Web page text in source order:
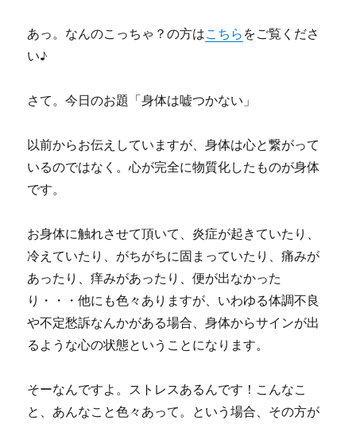
あっ。なんのこっちゃ？の方はこちら をご覧くださ
い♪
さて。今日のお題「身体は嘘つかない」
以前からお伝えしていますが、身体は心と繋がって
いるのではなく。心が完全に物質化したものが身体
です。
お身体に触れさせて頂いて、炎症が起きていたり、
冷えていたり、がちがちに固まっていたり、痛みが
あったり、痒みがあったり、便が出なかった
り・・・他にも色々ありますが、いわゆる体調不良
や不定愁訴なんかがある場合、身体からサインが出
るような心の状態ということになります。
そーなんですよ。ストレスあるんです！こんなこ
と、あんなこと色々あって。という場合、その方が